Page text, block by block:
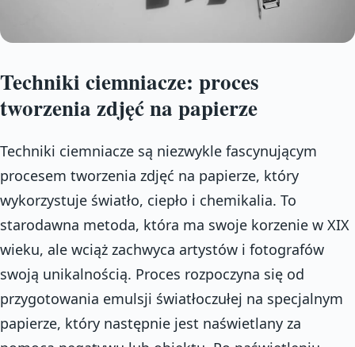
Techniki ciemniacze: proces
tworzenia zdjęć na papierze
Techniki ciemniacze są niezwykle fascynującym
procesem tworzenia zdjęć na papierze, który
wykorzystuje światło, ciepło i chemikalia. To
starodawna metoda, która ma swoje korzenie w XIX
wieku, ale wciąż zachwyca artystów i fotografów
swoją unikalnością. Proces rozpoczyna się od
przygotowania emulsji światłoczułej na specjalnym
papierze, który następnie jest naświetlany za